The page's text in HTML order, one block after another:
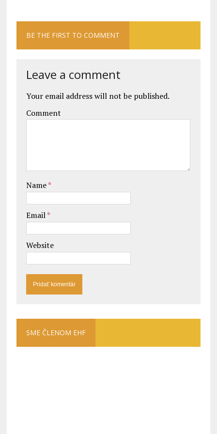
BE THE FIRST TO COMMENT
Leave a comment
Your email address will not be published.
Comment
Name*
Email*
Website
SME ČLENOM EHF